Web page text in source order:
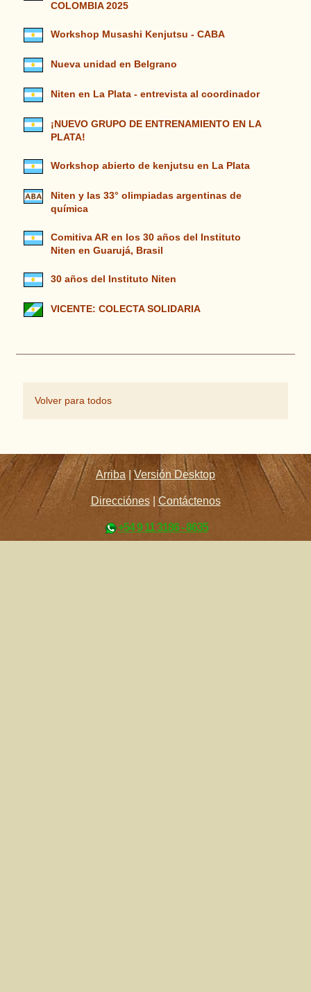
COLOMBIA 2025
Workshop Musashi Kenjutsu - CABA
Nueva unidad en Belgrano
Niten en La Plata - entrevista al coordinador
¡NUEVO GRUPO DE ENTRENAMIENTO EN LA
PLATA!
Workshop abierto de kenjutsu en La Plata
Niten y las 33° olimpiadas argentinas de
química
Comitiva AR en los 30 años del Instituto
Niten en Guarujá, Brasil
30 años del Instituto Niten
VICENTE: COLECTA SOLIDARIA
Volver para todos
Arriba |Versión Desktop
Direcciónes| Contáctenos
+54 9 11 3186 - 8635